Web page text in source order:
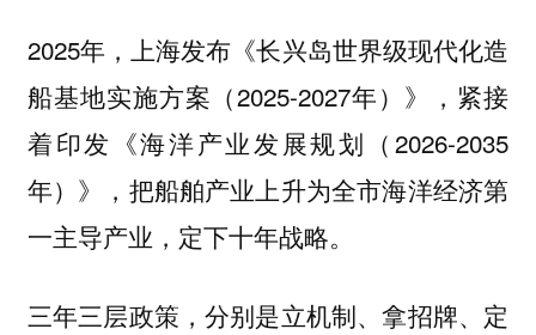
2025年，上海发布《长兴岛世界级现代化造
船基地实施方案（2025-2027年）》，紧接
着印发《海洋产业发展规划（2026-2035
年）》，把船舶产业上升为全市海洋经济第
一主导产业，定下十年战略。
三年三层政策，分别是立机制、拿招牌、定